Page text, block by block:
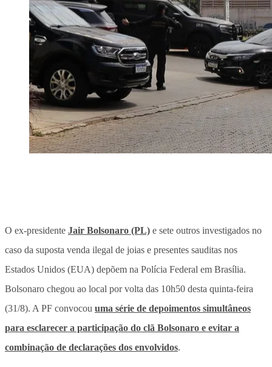
O ex-presidente Jair Bolsonaro (PL) e sete outros investigados no
caso da suposta venda ilegal de joias e presentes sauditas nos
Estados Unidos (EUA) depõem na Polícia Federal em Brasília.
Bolsonaro chegou ao local por volta das 10h50 desta quinta-feira
(31/8). A PF convocou uma série de depoimentos simultâneos
para esclarecer a participação do clã Bolsonaro e evitar a
combinação de declarações dos envolvidos.